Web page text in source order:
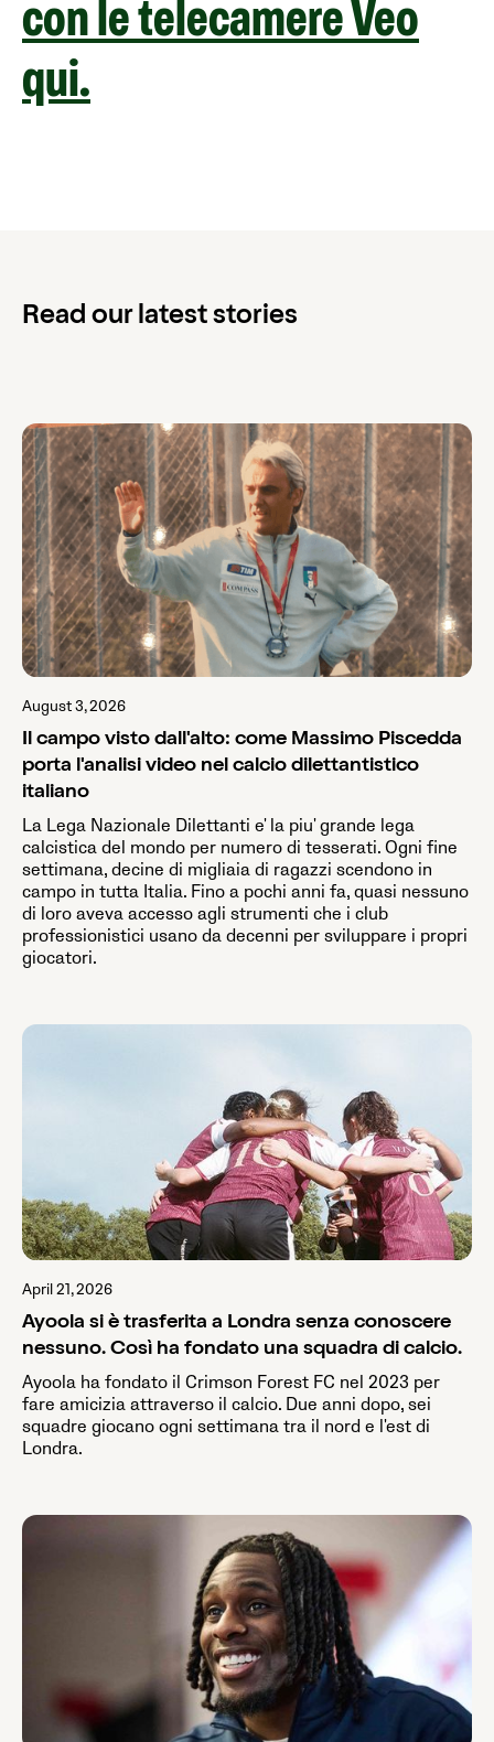
con le telecamere Veo
qui.
Read our latest stories
August 3, 2026
Il campo visto dall'alto: come Massimo Piscedda
porta l'analisi video nel calcio dilettantistico
italiano
La Lega Nazionale Dilettanti e' la piu' grande lega
calcistica del mondo per numero di tesserati. Ogni fine
settimana, decine di migliaia di ragazzi scendono in
campo in tutta Italia. Fino a pochi anni fa, quasi nessuno
di loro aveva accesso agli strumenti che i club
professionistici usano da decenni per sviluppare i propri
giocatori.
April 21, 2026
Ayoola si è trasferita a Londra senza conoscere
nessuno. Così ha fondato una squadra di calcio.
Ayoola ha fondato il Crimson Forest FC nel 2023 per
fare amicizia attraverso il calcio. Due anni dopo, sei
squadre giocano ogni settimana tra il nord e l'est di
Londra.